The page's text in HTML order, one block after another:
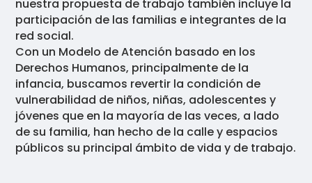
nuestra propuesta de trabajo también incluye la
participación de las familias e integrantes de la
red social.
Con un Modelo de Atención basado en los
Derechos Humanos, principalmente de la
infancia, buscamos revertir la condición de
vulnerabilidad de niños, niñas, adolescentes y
jóvenes que en la mayoría de las veces, a lado
de su familia, han hecho de la calle y espacios
públicos su principal ámbito de vida y de trabajo.